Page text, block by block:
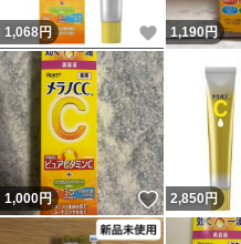
1,068円 いいね！
1,190円
1,000円 いいね！
2,850 円